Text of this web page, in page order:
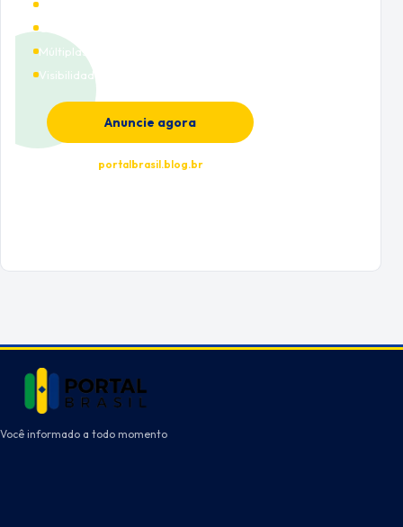
Múltiplas categorias
Visibilidade premium
Anuncie agora
portalbrasil.blog.br
Você informado a todo momento